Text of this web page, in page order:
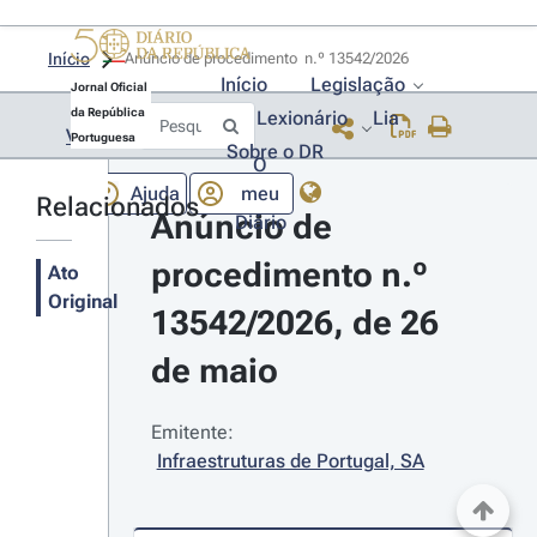
Jornal Oficial
da República
Portuguesa
Início
Legislação
Lexionário
Lia
Sobre o DR
Ajuda
O
meu
Diário
Início
Voltar
Relacionados
Ato
Original
Anúncio de
procedimento n.º
13542/2026, de 26
de maio
Emitente:
Infraestruturas de Portugal, SA